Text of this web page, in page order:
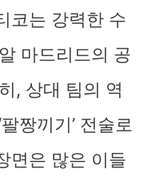
코는 강력한 수
마드리드의 공
, 상대 팀의 역
짱끼기’ 전술로
면은 많은 이들